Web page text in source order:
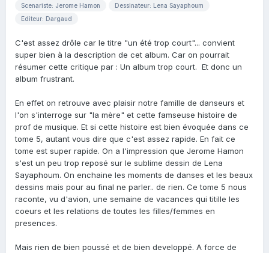
Scenariste: Jerome Hamon
Dessinateur: Lena Sayaphoum
Editeur: Dargaud
C'est assez drôle car le titre "un été trop court"... convient
super bien à la description de cet album. Car on pourrait
résumer cette critique par : Un album trop court. Et donc un
album frustrant.
En effet on retrouve avec plaisir notre famille de danseurs et
l'on s'interroge sur "la mère" et cette famseuse histoire de
prof de musique. Et si cette histoire est bien évoquée dans ce
tome 5, autant vous dire que c'est assez rapide. En fait ce
tome est super rapide. On a l'impression que Jerome Hamon
s'est un peu trop reposé sur le sublime dessin de Lena
Sayaphoum. On enchaine les moments de danses et les beaux
dessins mais pour au final ne parler.. de rien. Ce tome 5 nous
raconte, vu d'avion, une semaine de vacances qui titille les
coeurs et les relations de toutes les filles/femmes en
presences.
Mais rien de bien poussé et de bien developpé. A force de